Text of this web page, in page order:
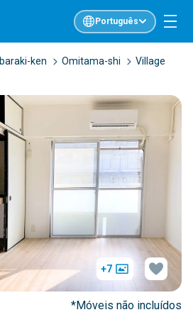
Português
Ibaraki-ken Omitama-shi
Village
+7
*Móveis não incluídos